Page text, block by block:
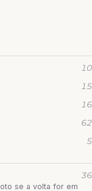
10
15
16
62
5
36
se a volta for em